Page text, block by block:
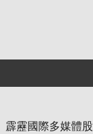
霹靂國際多媒體